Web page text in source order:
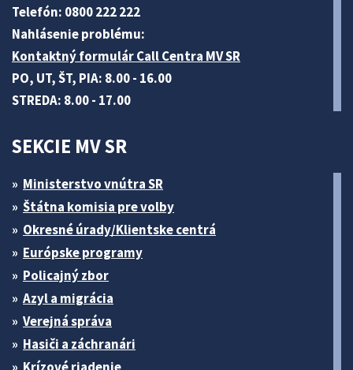
Telefón: 0800 222 222
Nahlásenie problému:
Kontaktný formulár Call Centra MV SR
PO, UT, ŠT, PIA: 8.00 - 16.00
STREDA: 8.00 - 17.00
SEKCIE MV SR
Ministerstvo vnútra SR
Štátna komisia pre volby
Okresné úrady/Klientske centrá
Európske programy
Policajný zbor
Azyl a migrácia
Verejná správa
Hasiči a záchranári